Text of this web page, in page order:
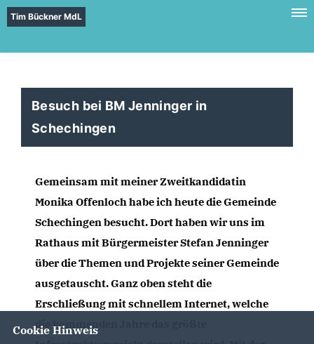
Tim Bückner MdL
Besuch bei BM Jenninger in
Schechingen
Gemeinsam mit meiner Zweitkandidatin
Monika Offenloch habe ich heute die Gemeinde
Schechingen besucht. Dort haben wir uns im
Rathaus mit Bürgermeister Stefan Jenninger
über die Themen und Projekte seiner Gemeinde
ausgetauscht. Ganz oben steht die
Erschließung mit schnellem Internet, welche
die kommenden Jahre das größte
Cookie Hinweis